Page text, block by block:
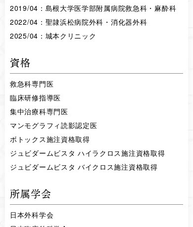
2019/04：島根大学医学部附属病院救急科・麻酔科
2022/04：聖隷浜松病院外科・消化器外科
2025/04：城本クリニック
資格
救急科専門医
臨床研修指導医
集中治療科専門医
マンモグラフィ読影認定医
ボトックス施注資格取得
ジュビダームビスタ ハイラクロス施注資格取得
ジュビダームビスタ バイクロス施注資格取得
所属学会
日本外科学会